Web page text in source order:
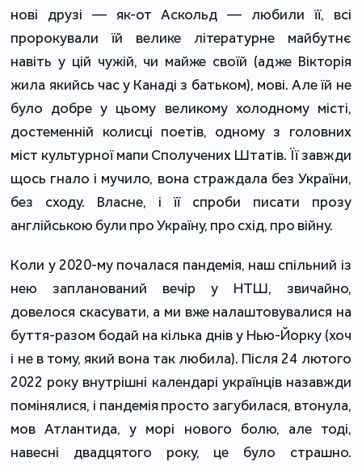
нові друзі — як-от Аскольд — любили її, всі
пророкували їй велике літературне майбутнє
навіть у цій чужій, чи майже своїй (адже Вікторія
жила якийсь час у Канаді з батьком), мові. Але їй не
було добре у цьому великому холодному місті,
достеменній колисці поетів, одному з головних
міст культурної мапи Сполучених Штатів. Її завжди
щось гнало і мучило, вона страждала без України,
без сходу. Власне, і її спроби писати прозу
англійською були про Україну, про схід, про війну.
Коли у 2020-му почалася пандемія, наш спільний із
нею запланований вечір у НТШ, звичайно,
довелося скасувати, а ми вже налаштовувалися на
буття-разом бодай на кілька днів у Нью-Йорку (хоч
і не в тому, який вона так любила). Після 24 лютого
2022 року внутрішні календарі українців назавжди
помінялися, і пандемія просто загубилася, втонула,
мов Атлантида, у морі нового болю, але тоді,
навесні двадцятого року, це було страшно.